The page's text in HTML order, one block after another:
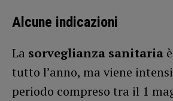
Alcune indicazioni
La sorveglianza sanitaria
tutto l’anno, ma viene
periodo compreso tra il 1